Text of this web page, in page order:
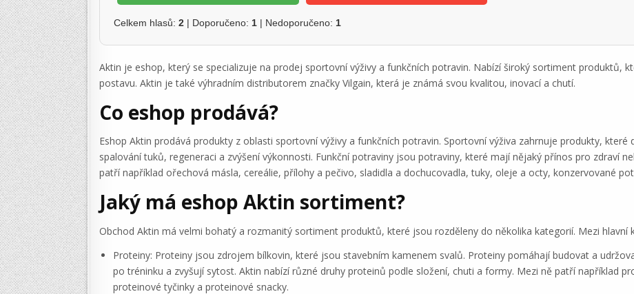
Celkem hlasů: 2 | Doporučeno: 1 | Nedoporučeno: 1
Aktin je eshop, který se specializuje na prodej sportovní výživy a funkčních potravin. Nabízí široký sortiment produktů,
postavu. Aktin je také výhradním distributorem značky Vilgain, která je známá svou kvalitou, inovací a chutí.
Co eshop prodává?
Eshop Aktin prodává produkty z oblasti sportovní výživy a funkčních potravin. Sportovní výživa zahrnuje produkty,
spalování tuků, regeneraci a zvýšení výkonnosti. Funkční potraviny jsou potraviny, které mají nějaký přínos pro zdraví
patří například ořechová másla, cereálie, přílohy a pečivo, sladidla a dochucovadla, tuky, oleje a octy, konzervované
Jaký má eshop Aktin sortiment?
Obchod Aktin má velmi bohatý a rozmanitý sortiment produktů, které jsou rozděleny do několika kategorií. Mezi hlavní
Proteiny: Proteiny jsou zdrojem bílkovin, které jsou stavebním kamenem svalů. Proteiny pomáhají budovat a
po tréninku a zvyšují sytost. Aktin nabízí různé druhy proteinů podle složení, chuti a formy. Mezi ně patří například
proteinové tyčinky a proteinové snacky.